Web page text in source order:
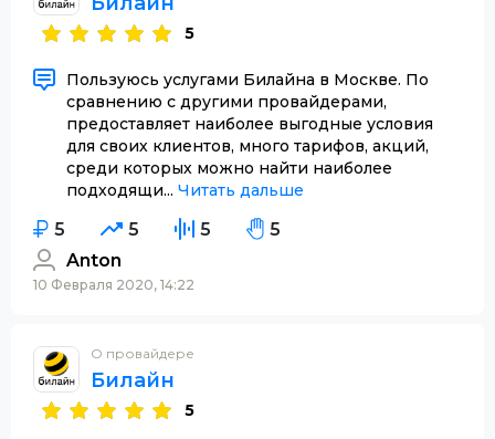
5
Пользуюсь услугами Билайна в Москве. По
сравнению с другими провайдерами,
предоставляет наиболее выгодные условия
для своих клиентов, много тарифов, акций,
среди которых можно найти наиболее
подходящи... Читать дальше
5 5 5
5
Anton
10 Февраля 2020, 14:22
О провайдере
Билайн
5